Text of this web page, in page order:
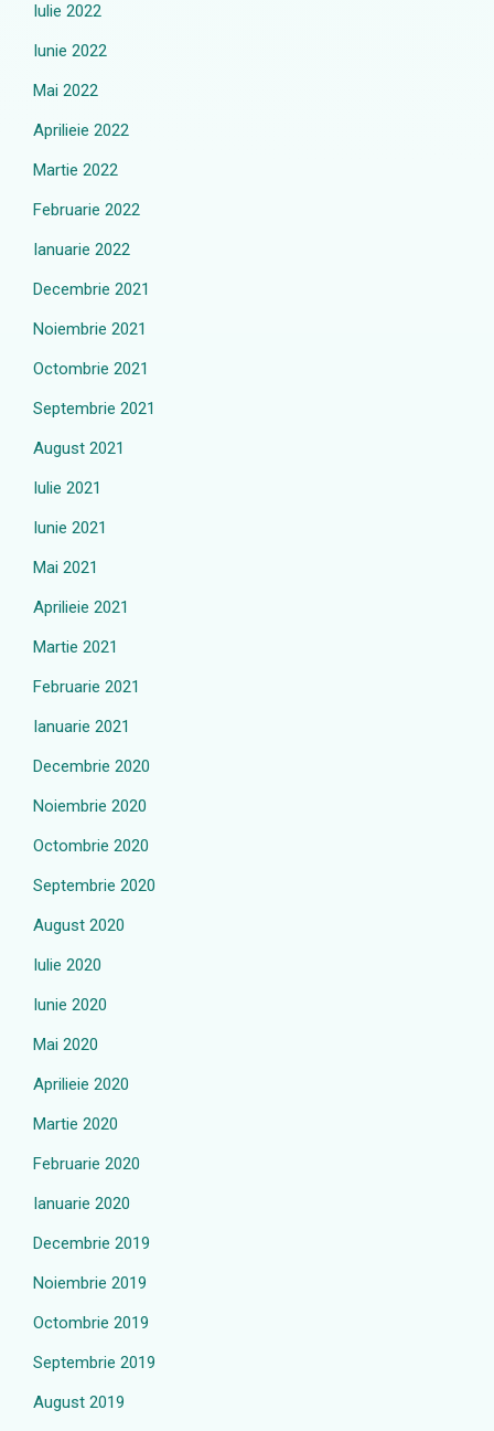
Iulie 2022
Iunie 2022
Mai 2022
Aprilieie 2022
Martie 2022
Februarie 2022
Ianuarie 2022
Decembrie 2021
Noiembrie 2021
Octombrie 2021
Septembrie 2021
August 2021
Iulie 2021
Iunie 2021
Mai 2021
Aprilieie 2021
Martie 2021
Februarie 2021
Ianuarie 2021
Decembrie 2020
Noiembrie 2020
Octombrie 2020
Septembrie 2020
August 2020
Iulie 2020
Iunie 2020
Mai 2020
Aprilieie 2020
Martie 2020
Februarie 2020
Ianuarie 2020
Decembrie 2019
Noiembrie 2019
Octombrie 2019
Septembrie 2019
August 2019